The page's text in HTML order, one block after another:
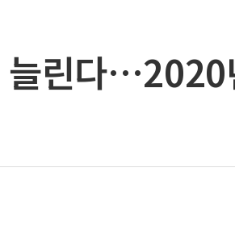
늘린다